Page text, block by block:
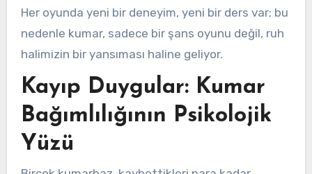
Her oyunda yeni bir deneyim, yeni bir ders var; bu
nedenle kumar, sadece bir şans oyunu değil, ruh
halimizin bir yansıması haline geliyor.
Kayıp Duygular: Kumar
Bağımlılığının Psikolojik
Yüzü